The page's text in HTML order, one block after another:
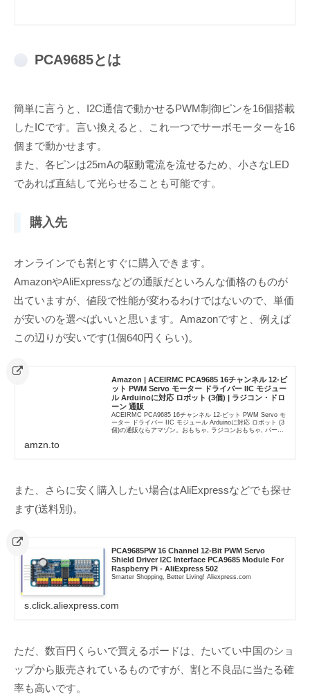
PCA9685とは
簡単に言うと、I2C通信で動かせるPWM制御ピンを16個搭載
したICです。言い換えると、これ一つでサーボモーターを16
個まで動かせます。
また、各ピンは25mAの駆動電流を流せるため、小さなLED
であれば直結して光らせることも可能です。
購入先
オンラインでも割とすぐに購入できます。
AmazonやAliExpressなどの通販だといろんな価格のものが
出ていますが、値段で性能が変わるわけではないので、単価
が安いのを選べばいいと思います。Amazonですと、例えば
この辺りが安いです(1個640円くらい)。
Amazon | ACEIRMC PCA9685 16チャンネル 12-ビ
ット PWM Servo モーター ドライバー IIC モジュー
ル Arduinoに対応 ロボット (3個) | ラジコン・ドロ
ーン 通販
ACEIRMC PCA9685 16チャンネル 12-ビット PWM Servo モ
ーター ドライバー IIC モジュール Arduinoに対応 ロボット (3
個)の通販ならアマゾン。おもちゃ, ラジコンおもちゃ, パー
amzn.to
また、さらに安く購入したい場合はAliExpressなどでも探せ
ます(送料別)。
PCA9685PW 16 Channel 12-Bit PWM Servo
Shield Driver I2C Interface PCA9685 Module For
Raspberry Pi - AliExpress 502
Smarter Shopping, Better Living! Aliexpress.com
s.click.aliexpress.com
ただ、数百円くらいで買えるボードは、たいてい中国のショ
ップから販売されているものですが、割と不良品に当たる確
率も高いです。